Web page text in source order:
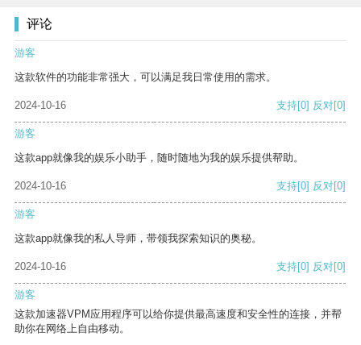
评论
游客
这款软件的功能非常强大，可以满足我日常使用的需求。
2024-10-16 支持[0] 反对[0]
游客
这款app就像我的娱乐小助手，随时随地为我的娱乐提供帮助。
2024-10-16 支持[0] 反对[0]
游客
这款app就像我的私人导师，带领我探索知识的奥秘。
2024-10-16 支持[0] 反对[0]
游客
这款加速器VPM应用程序可以给你提供最高速度和安全性的连接，并帮
助你在网络上自由移动。